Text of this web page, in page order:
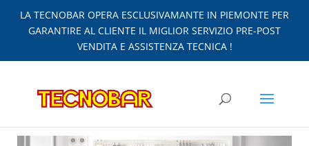
LA TECNOBAR OPERA ESCLUSIVAMANTE IN PIEMONTE PER
GARANTIRE AL CLIENTE IL MIGLIOR SERVIZIO PRE-POST
VENDITA E ASSISTENZA TECNICA !